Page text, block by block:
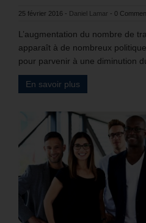
25 février 2016 - Daniel Lamar - 0
L’augmentation du nombre de
apparaît à de nombreux
pour parvenir à une diminution
En savoir plus